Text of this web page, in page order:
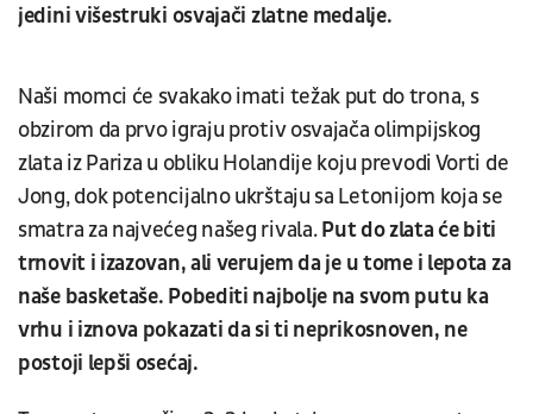
jedini višestruki osvajači zlatne medalje.
Naši momci će svakako imati težak put do trona, s
obzirom da prvo igraju protiv osvajača olimpijskog
zlata iz Pariza u obliku Holandije koju prevodi Vorti de
Jong, dok potencijalno ukrštaju sa Letonijom koja se
smatra za najvećeg našeg rivala.Put do zlata će biti
trnovit i izazovan, ali verujem da je u tome i lepota za
naše basketaše. Pobediti najbolje na svom putu ka
vrhu i iznova pokazati da si ti neprikosnoven, ne
postoji lepši osećaj.